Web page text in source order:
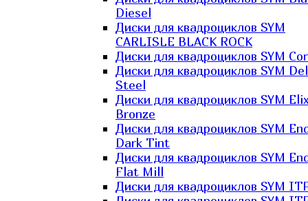
Diesel
Диски для квадроциклов SYM
CARLISLE BLACK ROCK
Диски для квадроциклов SYM
Диски для квадроциклов SYM
Steel
Диски для квадроциклов SYM
Bronze
Диски для квадроциклов SYM
Dark Tint
Диски для квадроциклов SYM
Flat Mill
Диски для квадроциклов SYM